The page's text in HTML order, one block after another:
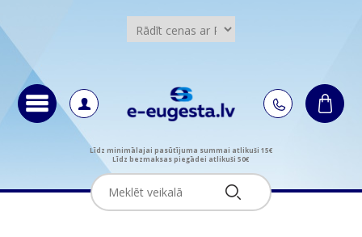
Līdz minimālajai pasūtījuma summai atlikuši 15€
Līdz bezmaksas piegādei atlikuši 50€